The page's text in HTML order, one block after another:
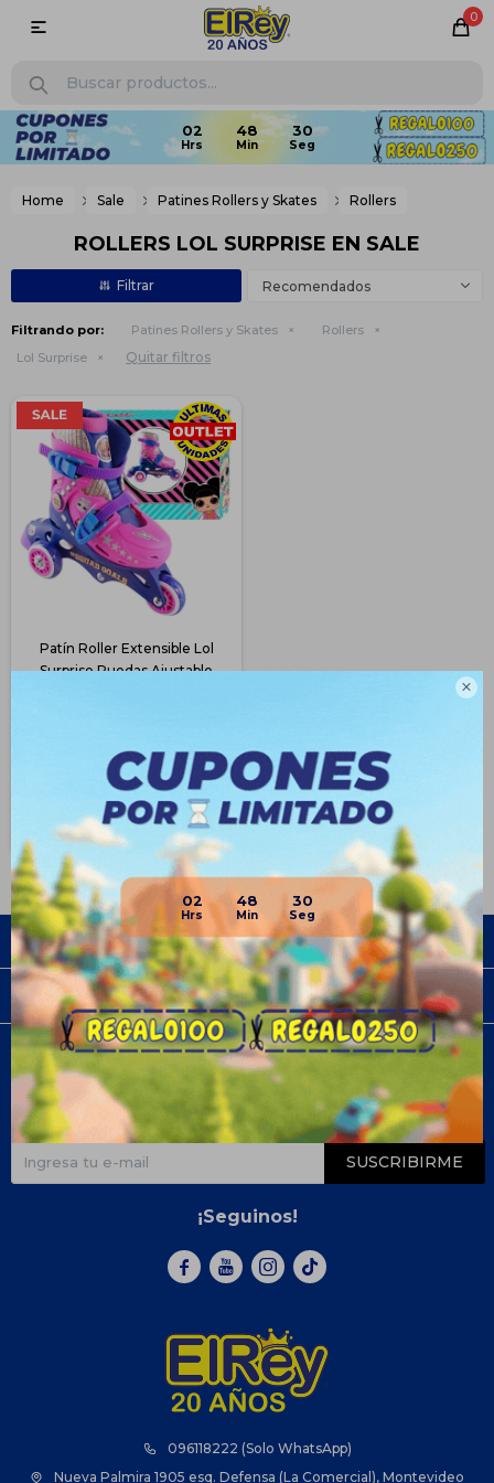

02 48 30
0

02 48 30
Home Sale Patines Rollers y Skates Rollers
ROLLERS LOL SURPRISE EN SALE
Recomendados
Filtrando por: Patines Rollers y Skates
Rollers
Lol Surprise
Quitar filtros
Patín Roller Extensible Lol
Surprise Ruedas Ajustable
$ 823
$ 871
Disponible Envío
096118222 (Solo WhatsApp)
Nueva Palmira 1905 esq. Defensa (La Comercial), Montevideo
Empresa
Compra
Newsletter
¡Suscribite y recibí todas nuestras novedades!
SUSCRIBIRME
¡Seguinos!
  